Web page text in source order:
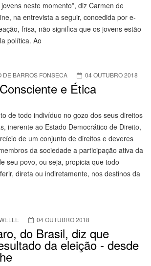
neste momento”, diz Carmen de
na entrevista a seguir, concedida por e-
frisa, não significa que os jovens estão
política. Ao
DE BARROS FONSECA 04 OUTUBRO 2018
e Ética
de todo indivíduo no gozo dos seus direitos
inerente ao Estado Democrático de Direito,
de um conjunto de direitos e deveres
da sociedade a participação ativa da
seu povo, ou seja, propicia que todo
direta ou indiretamente, nos destinos da
04 OUTUBRO 2018
do Brasil, diz que
da eleição - desde